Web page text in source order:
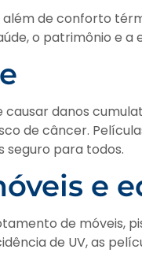
de conforto
o patrimônio e a
danos
de câncer.
seguro para todos.
e
de móveis,
de UV, as